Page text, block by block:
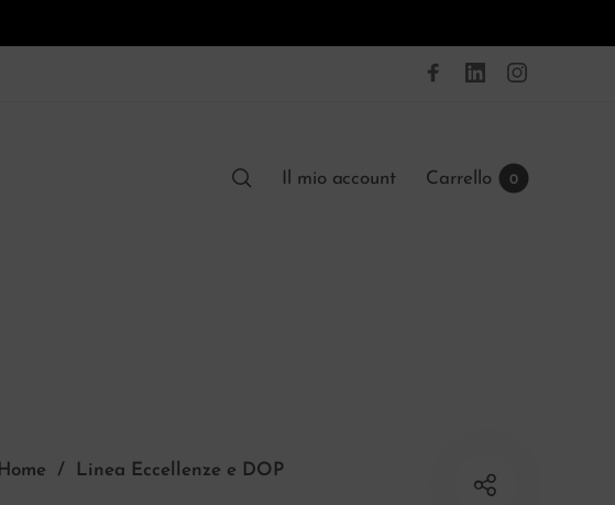
Il mio account Carrello 0
Home / Linea Eccellenze e DOP